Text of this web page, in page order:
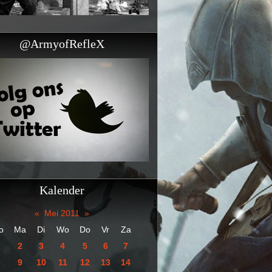
@ArmyofRefleX
Kalender
« Mei 2011
»
Ma Di Wo Do Vr
Za
2 3 4 5 6
7
9 10 11 12 13 14